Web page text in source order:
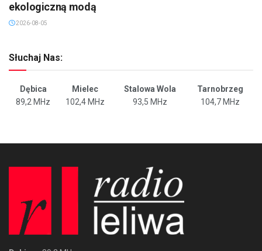
ekologiczną modą
2026-08-05
Słuchaj Nas:
Dębica Mielec Stalowa Wola
Tarnobrzeg
89,2 MHz
102,4 MHz 93,5 MHz 104,7 MHz